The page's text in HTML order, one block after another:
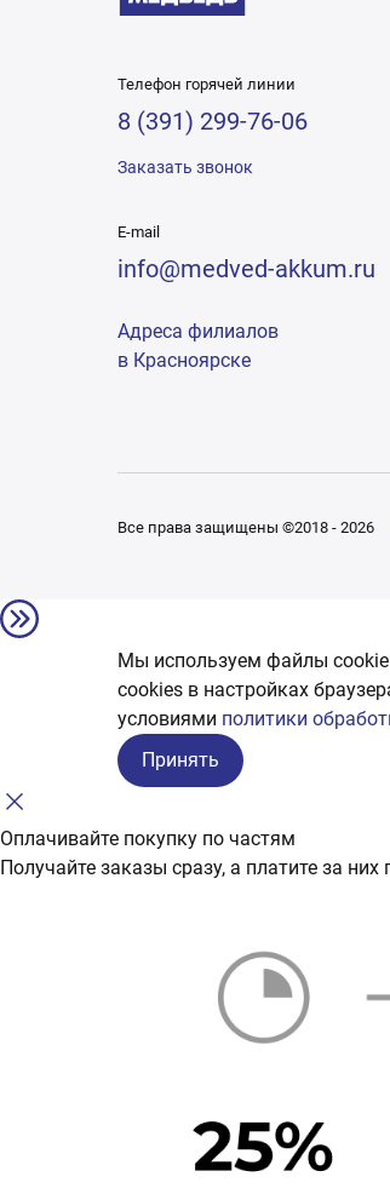
Телефон горячей линии
8 (391) 299-76-06
Заказать звонок
E-mail
info@medved-akkum.ru
Адреса филиалов
в Красноярске
Все права защищены ©2018 - 2026
Мы используем файлы cookie
сookies в настройках
условиями политики
Принять
Оплачивайте покупку по частям
Получайте заказы сразу, а платите за них